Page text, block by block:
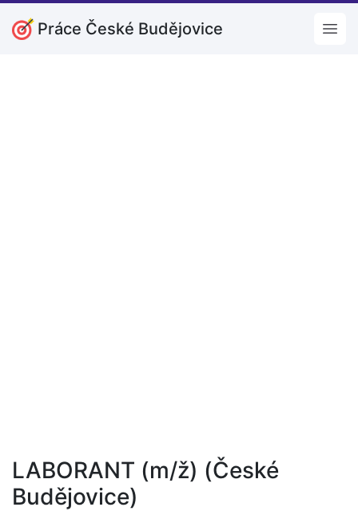
Práce České Budějovice
LABORANT (m/ž) (České
Budějovice)